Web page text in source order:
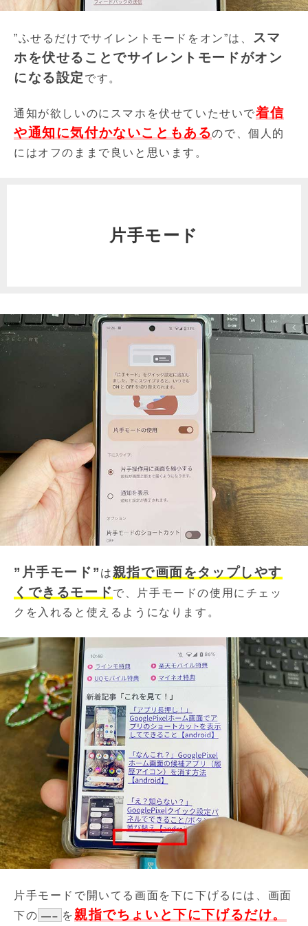
”ふせるだけでサイレントモードをオン”は、
スマ
ホを伏せることでサイレントモードがオン
になる設定 です。
通知が欲しいのにスマホを伏せていたせいで着信
や通知に気付かないこともあるので、個人的
にはオフのままで良いと思います。
片手モード
”片手モード” は 親指で画面をタップしやす
くできるモードで、片手モードの使用にチェッ
クを入れると使えるようになります。
片手モードで開いてる画面を下に下げるには、画面
下の —– を 親指でちょいと下に下げるだけ。